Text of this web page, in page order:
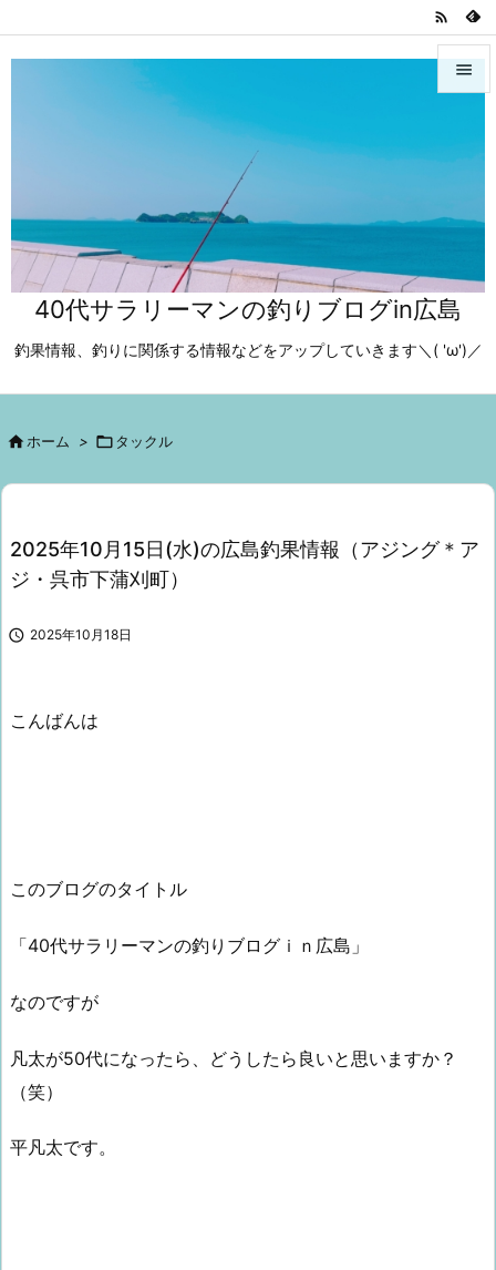
40代サラリーマンの釣りブログin広島
釣果情報、釣りに関係する情報などをアップしていきます＼( 'ω')／



次へ


 ホーム >  タックル
2025年10月15日(水)の広島釣果情報（アジング＊ア
ジ・呉市下蒲刈町）
 2025年10月18日
こんばんは
このブログのタイトル
「40代サラリーマンの釣りブログｉｎ広島」
なのですが
凡太が50代になったら、どうしたら良いと思いますか？
（笑）
平凡太です。